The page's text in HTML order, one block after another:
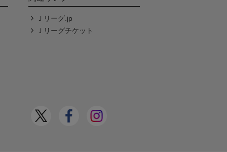
Ｊリーグ.jp
Ｊリーグチケット